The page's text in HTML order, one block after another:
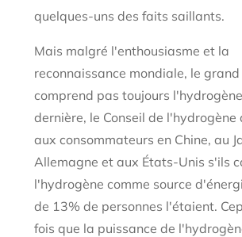
quelques-uns des faits saillants.
Mais malgré l'enthousiasme et la
reconnaissance mondiale, le
comprend pas toujours
dernière, le Conseil de l'hydrogène
aux consommateurs en Chine, au
Allemagne et aux États-Unis s'ils
l'hydrogène comme source
de 13% de personnes l'étaient.
fois que la puissance de